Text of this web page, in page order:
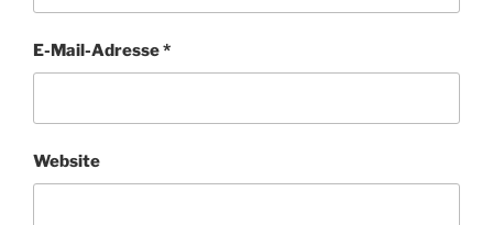
E-Mail-Adresse*
Website